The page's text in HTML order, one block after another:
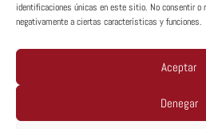
identificaciones únicas en este sitio. No consentir o
negativamente a ciertas características y funciones.
Aceptar
Denegar
Copyright © MTA